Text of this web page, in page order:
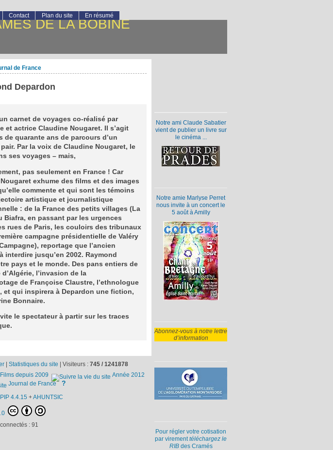
DE LA BOBINE
de France
Depardon
carnet de voyages co-réalisé par
et actrice Claudine Nougaret. Il s’agit
quarante ans de parcours d’un
Par la voix de Claudine Nougaret, le
ses voyages – mais,
pas seulement en France ! Car
exhume des films et des images
commente et qui sont les témoins
artistique et journalistique
: de la France des petits villages (La
Biafra, en passant par les urgences
rues de Paris, les couloirs des tribunaux
campagne présidentielle de Valéry
reportage que l’ancien
interdire jusqu’en 2002. Raymond
pays et le monde. Des pans entiers de
l’invasion de la
de Françoise Claustre, l’ethnologue
et qui inspirera à Depardon une fiction,
Bonnaire.
le spectateur à partir sur les traces
Notre ami Claude Sabatier
vient de publier un livre sur
le cinéma ...
Notre amie Marlyse Perret
nous invite à un concert le
5 août à Amilly
Abonnez-vous à notre lettre
d’information
Pour régler votre cotisation
par virementtéléchargez le
RIBdes Cramés
Contact Plan du site En résumé
| Statistiques du site | Visiteurs : 745 / 1241878
Films depuis 2009
Année 2012
Journal de France
?
4.4.15 +AHUNTSIC
: 91